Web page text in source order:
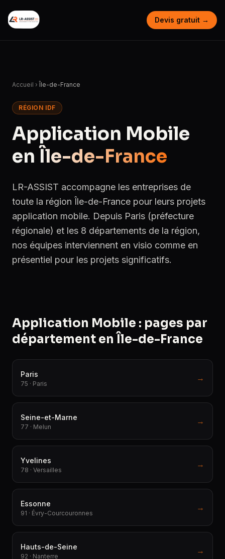
Devis gratuit →
Accueil › Île-de-France
RÉGION IDF
Application Mobile
en Île-de-France
LR-ASSIST accompagne les entreprises de
toute la région Île-de-France pour leurs projets
application mobile. Depuis Paris (préfecture
régionale) et les 8 départements de la région,
nos équipes interviennent en visio comme en
présentiel pour les projets significatifs.
Application Mobile : pages par
département en Île-de-France
Paris
75 · Paris
→
Seine-et-Marne
77 · Melun
→
Yvelines
78 · Versailles
→
Essonne
91 · Évry-Courcouronnes
→
Hauts-de-Seine
92 · Nanterre
→